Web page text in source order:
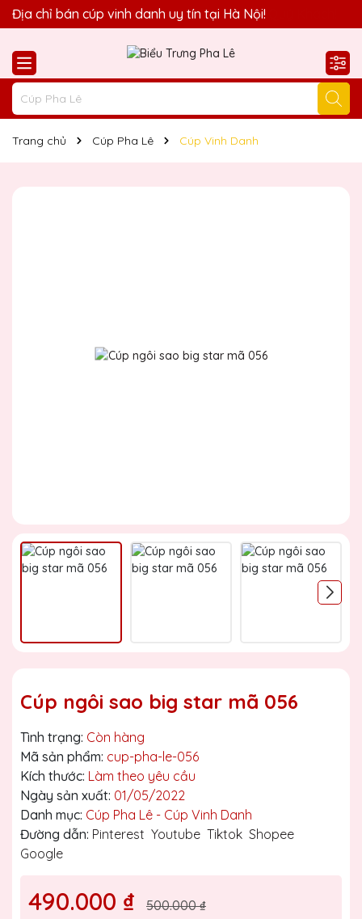
Quà Tặng Biểu Trưng Pha Lê QTG xin chào Quý Khách!
Địa chỉ bán cúp vinh danh uy tín tại Hà Nội!
Trang chủ Cúp Pha Lê Cúp Vinh Danh
Cúp ngôi sao big star mã 056
Tình trạng: Còn hàng
Mã sản phẩm: cup-pha-le-056
Kích thước: Làm theo yêu cầu
Ngày sản xuất: 01/05/2022
Danh mục: Cúp Pha Lê - Cúp Vinh Danh
Đường dẫn: Pinterest Youtube Tiktok Shopee
Google
490.000 ₫ 500.000 ₫